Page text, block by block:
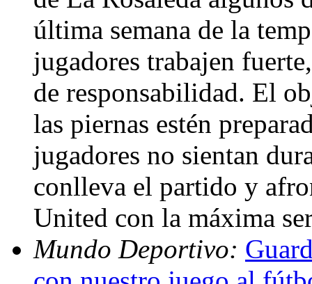
última semana de la
jugadores trabajen
de responsabilidad. El
las piernas estén
jugadores no sientan
conlleva el partido y
United con la máxima
Mundo Deportivo: